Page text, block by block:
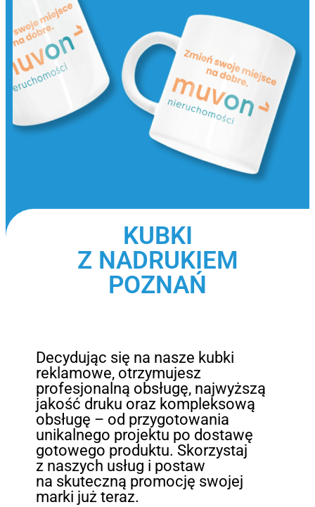
KUBKI
Z NADRUKIEM
POZNAŃ
Decydując się na nasze kubki
reklamowe, otrzymujesz
profesjonalną obsługę, najwyższą
jakość druku oraz kompleksową
obsługę – od przygotowania
unikalnego projektu po dostawę
gotowego produktu. Skorzystaj
z naszych usług i postaw
na skuteczną promocję swojej
marki już teraz.